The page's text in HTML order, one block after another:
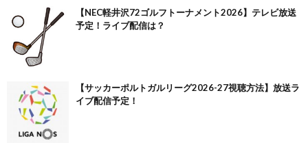
【NEC軽井沢72ゴルフトーナメント2026】テレビ放送
予定！ライブ配信は？
【サッカーポルトガルリーグ2026-27視聴方法】放送ラ
イブ配信予定！